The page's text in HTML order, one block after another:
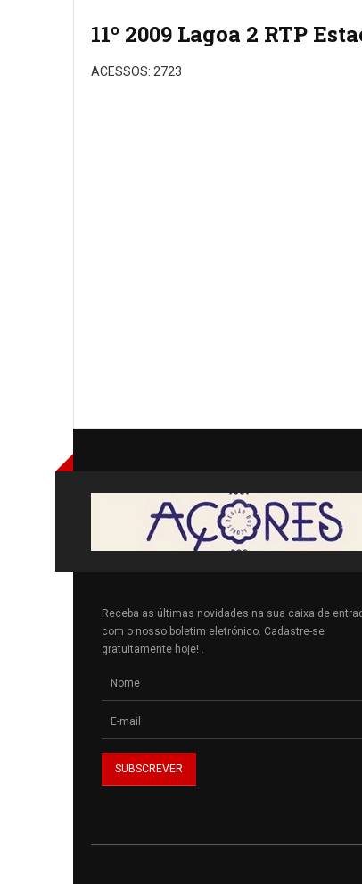
11º 2009 Lagoa 2 RTP
ACESSOS: 2723
Receba as últimas novidades na sua caixa de
com o nosso boletim eletrónico. Cadastre-se
gratuitamente hoje! .